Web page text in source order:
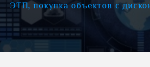
ЭТП, покупка объектов с